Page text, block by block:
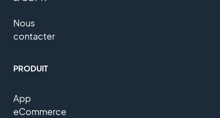
Nous
contacter
PRODUIT
App
eCommerce